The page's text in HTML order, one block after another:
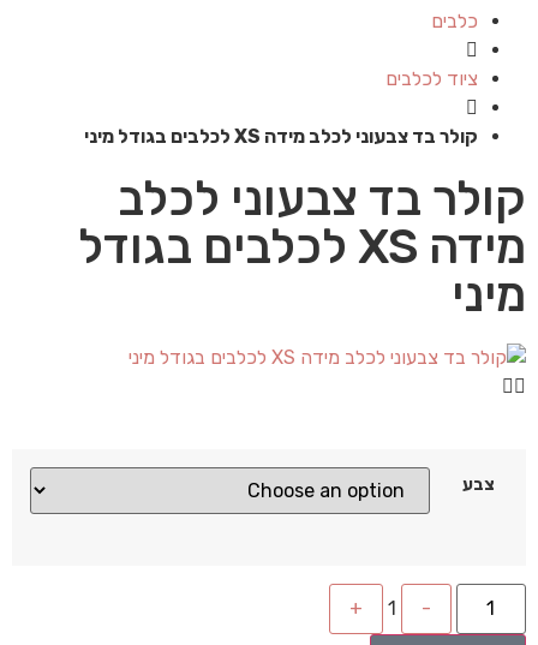
כלבים
ציוד לכלבים
קולר בד צבעוני לכלב מידה XS לכלבים בגודל מיני
קולר בד צבעוני לכלב
מידה XS לכלבים בגודל
מיני
צבע
-
1
+